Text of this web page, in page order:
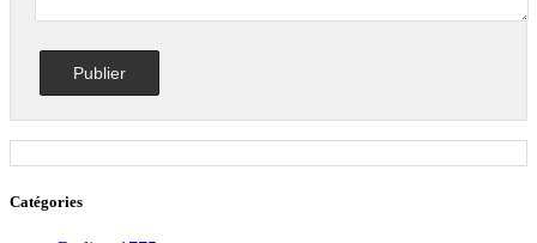
Catégories